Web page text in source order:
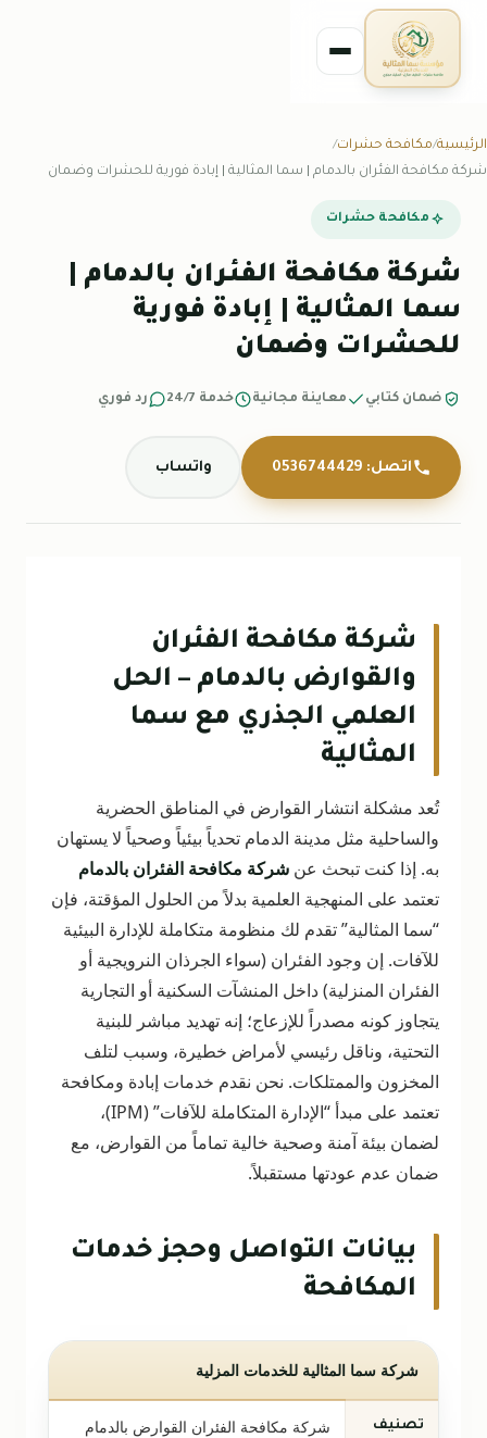
الرئيسية مكافحة حشرات
شركة مكافحة الفئران بالدمام | سما المثالية | إبادة فورية للحشرات وضمان
مكافحة حشرات
شركة مكافحة الفئران بالدمام |
سما المثالية | إبادة فورية
للحشرات وضمان
ضمان كتابي معاينة مجانية خدمة 24/7 رد فوري
اتصل: 0536744429 واتساب
شركة مكافحة الفئران
والقوارض بالدمام – الحل
العلمي الجذري مع سما
المثالية
تُعد مشكلة انتشار القوارض في المناطق الحضرية
والساحلية مثل مدينة الدمام تحدياً بيئياً وصحياً لا يستهان
به. إذا كنت تبحث عن شركة مكافحة الفئران بالدمام
تعتمد على المنهجية العلمية بدلاً من الحلول المؤقتة، فإن
“سما المثالية” تقدم لك منظومة متكاملة للإدارة البيئية
للآفات. إن وجود الفئران (سواء الجرذان النرويجية أو
الفئران المنزلية) داخل المنشآت السكنية أو التجارية
يتجاوز كونه مصدراً للإزعاج؛ إنه تهديد مباشر للبنية
التحتية، وناقل رئيسي لأمراض خطيرة، وسبب لتلف
المخزون والممتلكات. نحن نقدم خدمات إبادة ومكافحة
تعتمد على مبدأ “الإدارة المتكاملة للآفات” (IPM)،
لضمان بيئة آمنة وصحية خالية تماماً من القوارض، مع
ضمان عدم عودتها مستقبلاً.
بيانات التواصل وحجز خدمات
المكافحة
شركة سما المثالية للخدمات المزلية
تصنيف
شركة مكافحة الفئران القوارض بالدمام